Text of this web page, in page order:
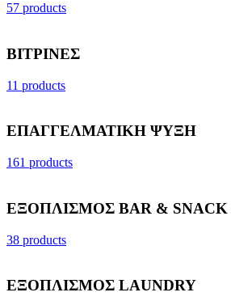
57 products
ΒΙΤΡΙΝΕΣ
11 products
ΕΠΑΓΓΕΛΜΑΤΙΚΗ ΨΥΞΗ
161 products
ΕΞΟΠΛΙΣΜΟΣ BAR & SNACK
38 products
ΕΞΟΠΛΙΣΜΟΣ LAUNDRY